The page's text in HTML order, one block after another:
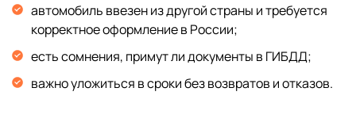
автомобиль ввезен из другой страны и требуется
корректное оформление в России;
есть сомнения, примут ли документы в ГИБДД;
важно уложиться в сроки без возвратов и отказов.